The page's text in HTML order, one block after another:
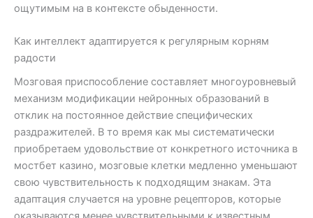
ощутимым на в контексте обыденности.
Как интеллект адаптируется к регулярным корням
радости
Мозговая приспособление составляет многоуровневый
механизм модификации нейронных образований в
отклик на постоянное действие специфических
раздражителей. В то время как мы систематически
приобретаем удовольствие от конкретного источника в
мостбет казино, мозговые клетки медленно уменьшают
свою чувствительность к подходящим знакам. Эта
адаптация случается на уровне рецепторов, которые